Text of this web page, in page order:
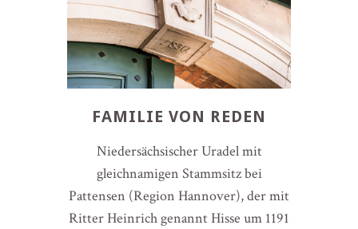
FAMILIE VON REDEN
Niedersächsischer Uradel mit
gleichnamigen Stammsitz bei
Pattensen (Region Hannover), der mit
Ritter Heinrich genannt Hisse um 1191